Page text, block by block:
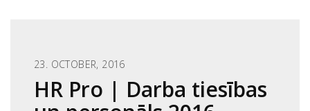
23. OCTOBER, 2016
HR Pro | Darba tiesības